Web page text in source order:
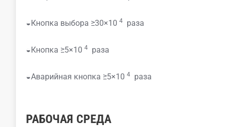
◒Кнопка выбора ≥30×10 4 раза
◒Кнопка ≥5×10 4 раза
◒Аварийная кнопка ≥5×10 4 раза
РАБОЧАЯ СРЕДА